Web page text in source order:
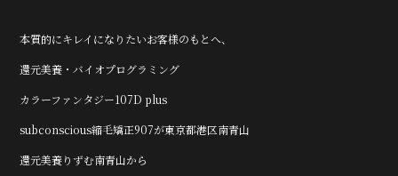
本質的にキレイになりたいお客様のもとへ、
還元美養・バイオプログラミング
カラーファンタジー107D plus
subconscious縮毛矯正907が東京都港区南青山
還元美養りずむ南青山から